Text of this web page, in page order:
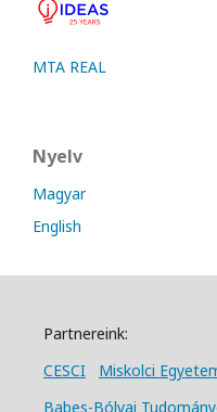
MTA REAL
Nyelv
Magyar
English
Partnereink:
CESCI
Miskolci
Babes-Bólyai